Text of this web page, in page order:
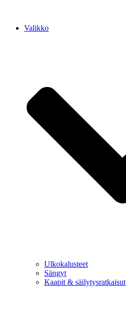
Valikko
Ulkokalusteet
Sängyt
Kaapit & säilytysratkaisut